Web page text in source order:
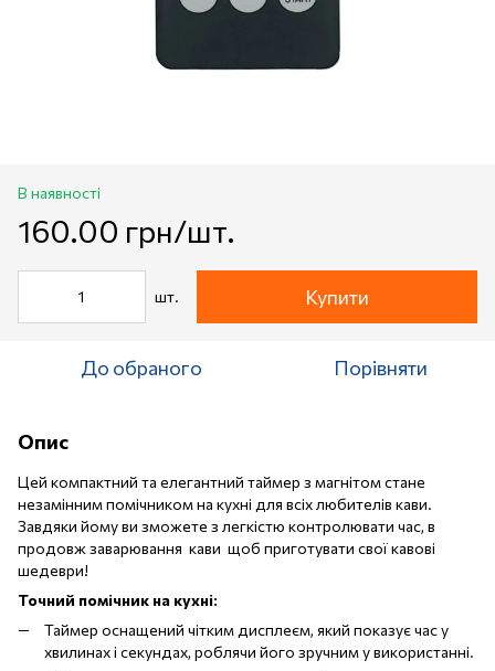
В наявності
160.00 грн/шт.
шт. Купити
До обраного Порівняти
Опис
Цей компактний та елегантний таймер з магнітом стане
незамінним помічником на кухні для всіх любителів кави.
Завдяки йому ви зможете з легкістю контролювати час, в
продовж заварювання кави щоб приготувати свої кавові
шедеври!
Точний помічник на кухні:
Таймер оснащений чітким дисплеєм, який показує час у
хвилинах і секундах, роблячи його зручним у використанні.